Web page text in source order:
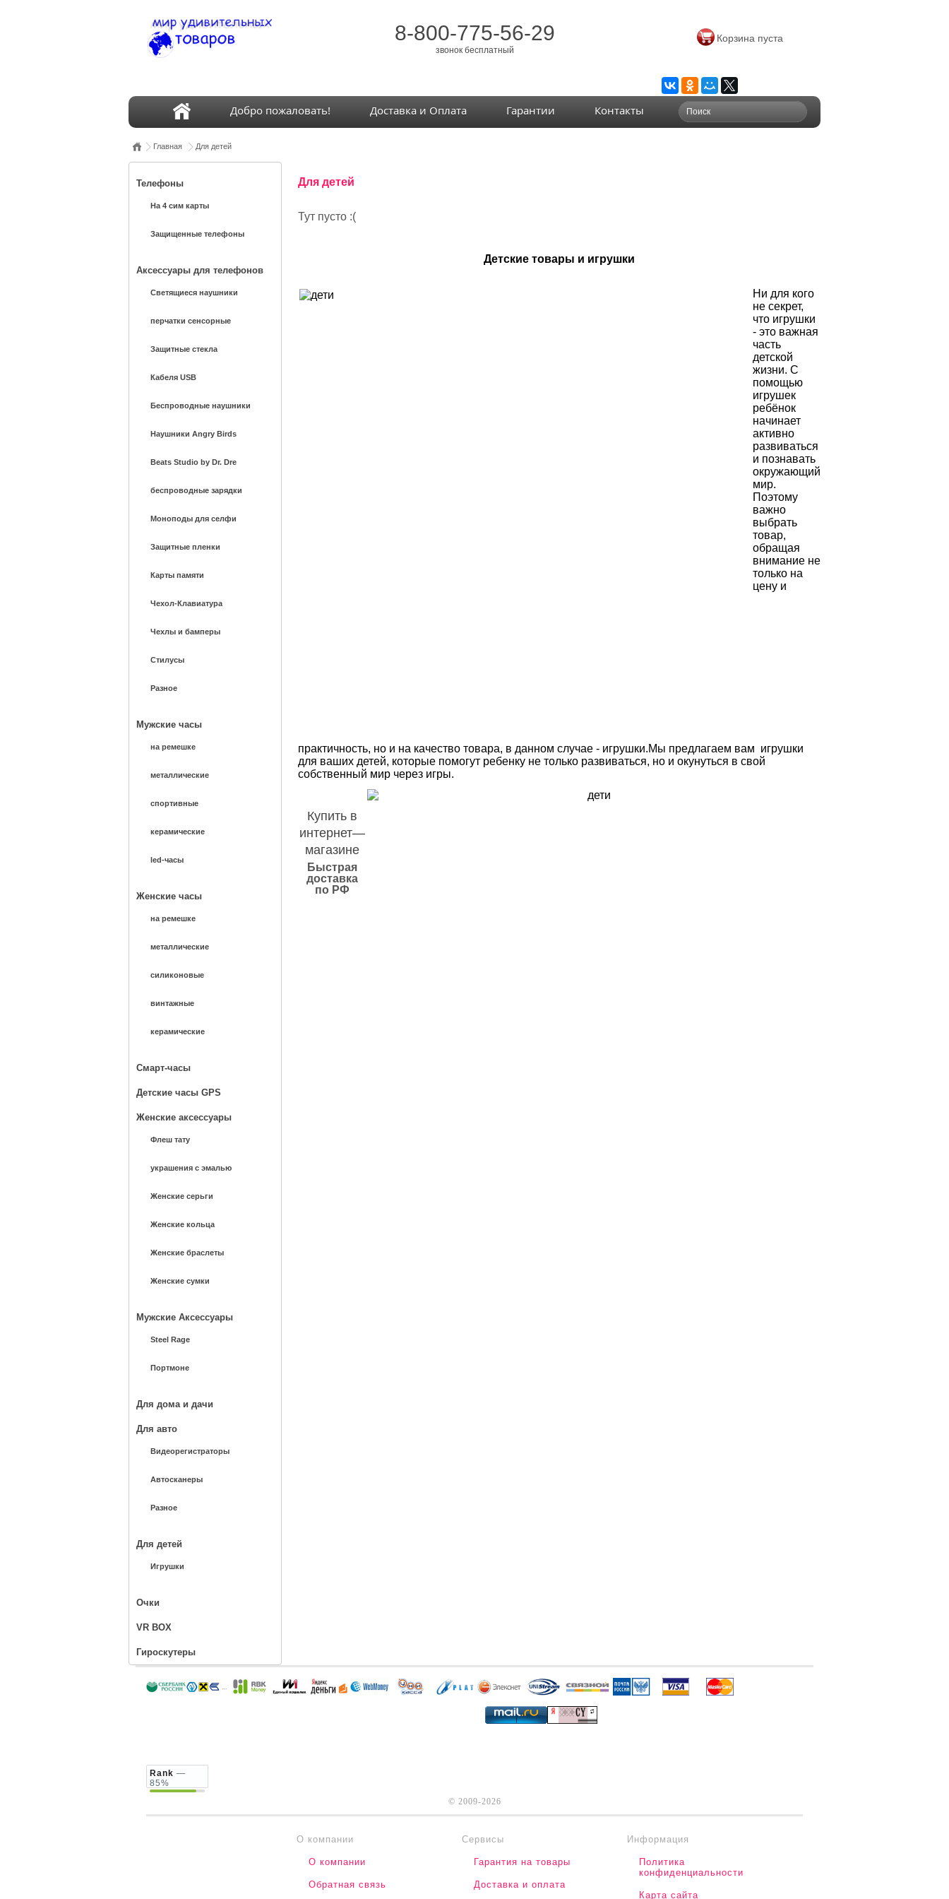
8-800-775-56-29
звонок бесплатный
Корзина пуста
Добро пожаловать! Доставка и Оплата Гарантии Контакты
Главная Для детей
Телефоны
На 4 сим карты
Защищенные телефоны
Аксессуары для телефонов
Светящиеся наушники
перчатки сенсорные
Защитные стекла
Кабеля USB
Беспроводные наушники
Наушники Angry Birds
Beats Studio by Dr. Dre
беспроводные зарядки
Моноподы для селфи
Защитные пленки
Карты памяти
Чехол-Клавиатура
Чехлы и бамперы
Стилусы
Разное
Мужские часы
на ремешке
металлические
спортивные
керамические
led-часы
Женские часы
на ремешке
металлические
силиконовые
винтажные
керамические
Смарт-часы
Детские часы GPS
Женские аксессуары
Флеш тату
украшения с эмалью
Женские серьги
Женские кольца
Женские браслеты
Женские сумки
Мужские Аксессуары
Steel Rage
Портмоне
Для дома и дачи
Для авто
Видеорегистраторы
Автосканеры
Разное
Для детей
Игрушки
Очки
VR BOX
Гироскутеры
Для детей
Тут пусто :(
Детские товары и игрушки
Ни для кого
не секрет,
что игрушки
- это важная
часть
детской
жизни. С
помощью
игрушек
ребёнок
начинает
активно
развиваться
и познавать
окружающий
мир.
Поэтому
важно
выбрать
товар,
обращая
внимание не
только на
цену и
практичность, но и на качество товара, в данном случае - игрушки.Мы предлагаем вам игрушки
для ваших детей, которые помогут ребенку не только развиваться, но и окунуться в свой
собственный мир через игры.
Купить в
интернет—
магазине
Быстрая
доставка
по РФ
Rank —
85%
© 2009-2026
О компании
О компании
Обратная связь
Сервисы
Гарантия на товары
Доставка и оплата
Информация
Политика
конфиденциальности
Карта сайта